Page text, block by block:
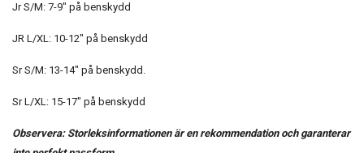
Jr S/M: 7-9" på benskydd
JR L/XL: 10-12" på benskydd
Sr S/M: 13-14" på benskydd.
Sr L/XL: 15-17" på benskydd
Observera: Storleksinformationen är en rekommendation och garanterar